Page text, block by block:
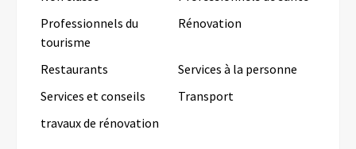
Professionnels du
tourisme
Rénovation
Restaurants
Services à la personne
Services et conseils
Transport
travaux de rénovation